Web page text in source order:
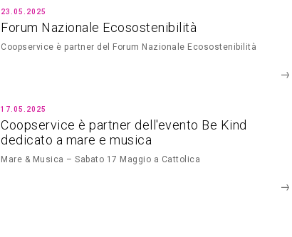
23.05.2025
Forum Nazionale Ecosostenibilità
Coopservice è partner del Forum Nazionale Ecosostenibilità
17.05.2025
Coopservice è partner dell'evento Be Kind
dedicato a mare e musica
Mare & Musica – Sabato 17 Maggio a Cattolica